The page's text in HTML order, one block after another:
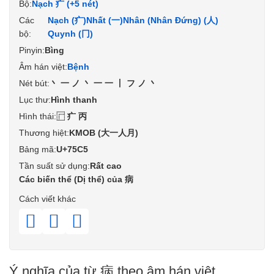
Bộ:Nạch 疒 (+5 nét)
Các
bộ:
Nạch (疒)Nhất (一)Nhân (Nhân Đứng) (人)
Quynh (冂)
Pinyin:Bìng
Âm hán việt:Bệnh
Nét bút: 丶一ノ丶一一丨フノ丶
Lục thư:Hình thanh
Hình thái:⿸疒丙
Thương hiệt:KMOB (大一人月)
Bảng mã:U+75C5
Tần suất sử dụng:Rất cao
Các biến thể (Dị thể) của 病
Cách viết khác
𤖉 𤵣 𪗅